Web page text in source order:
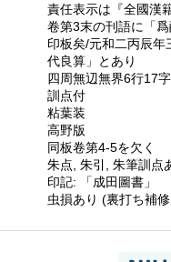
責任表示は『全國漢
卷第3末の刊語に「
印板矣/元和二丙辰年
代良算」とあり
四周無辺無界6行17
訓点付
粘葉装
高野版
同板卷第4-5を欠く
朱点, 朱引, 朱筆訓点
印記: 「成田圖書」
虫損あり (裏打ち補